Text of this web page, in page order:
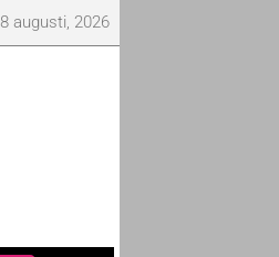
8 augusti, 2026